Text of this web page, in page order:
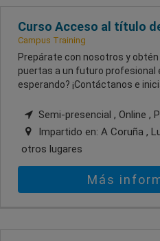
Curso Acceso al título
Campus Training
Prepárate con nosotros y
puertas a un futuro profesional
esperando? ¡Contáctanos e
Semi-presencial , Online ,
Impartido en: A Coruña ,
otros lugares
Más